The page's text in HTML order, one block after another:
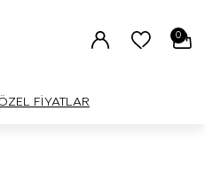
0
FİYATLAR